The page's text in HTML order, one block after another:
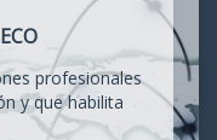
profesionales
y que habilita